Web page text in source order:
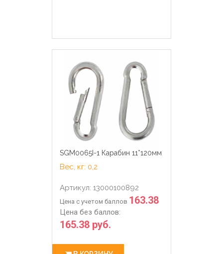
SGM0065I-1 Карабин 11*120мм
Вес, кг: 0,2
Артикул: 13000100892
Цена с учетом баллов 163.38
Цена без баллов:
165.38 руб.